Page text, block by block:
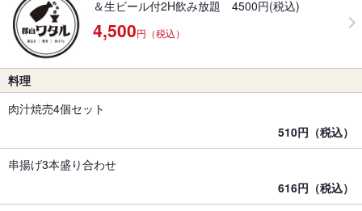
＆生ビール付2H飲み放題 4500円(税込)
4,500円（税込）
料理
肉汁焼売4個セット
510円（税込）
串揚げ3本盛り合わせ
616円（税込）